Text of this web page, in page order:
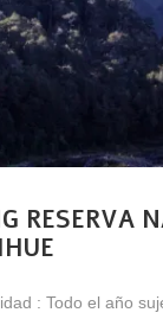
RESERVA
: Todo el año